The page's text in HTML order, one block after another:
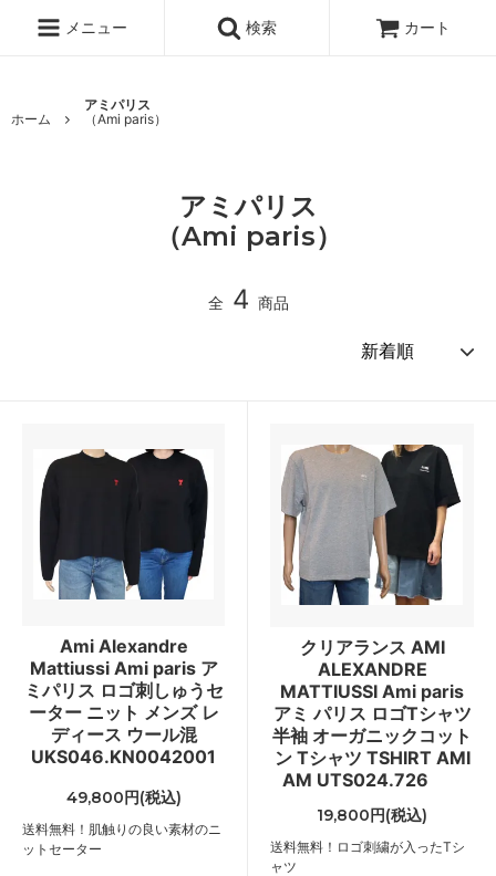
メニュー 検索 カート
ホーム
アミパリス
（Ami paris）
アミパリス
（Ami paris）
全 4 商品
Ami Alexandre
Mattiussi Ami paris ア
ミパリス ロゴ刺しゅうセ
ーター ニット メンズ レ
ディース ウール混
UKS046.KN0042001
49,800円(税込)
送料無料！肌触りの良い素材のニ
ットセーター
クリアランス AMI
ALEXANDRE
MATTIUSSI Ami paris
アミ パリス ロゴTシャツ
半袖 オーガニックコット
ン Tシャツ TSHIRT AMI
AM UTS024.726
19,800円(税込)
送料無料！ロゴ刺繍が入ったTシ
ャツ